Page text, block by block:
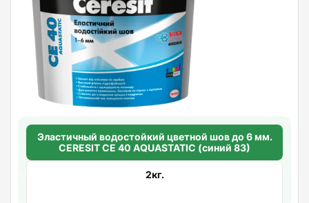
Эластичный водостойкий цветной шов до 6 мм.
CERESIT CE 40 AQUASTATIC (синий 83)
2кг.